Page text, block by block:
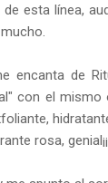
esta línea,
encanta de
con el mismo
rosa,